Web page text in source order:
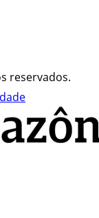
reservados.